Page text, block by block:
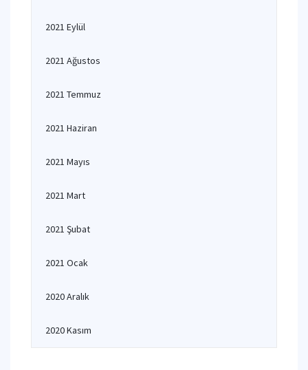
2021 Eylül
2021 Ağustos
2021 Temmuz
2021 Haziran
2021 Mayıs
2021 Mart
2021 Şubat
2021 Ocak
2020 Aralık
2020 Kasım